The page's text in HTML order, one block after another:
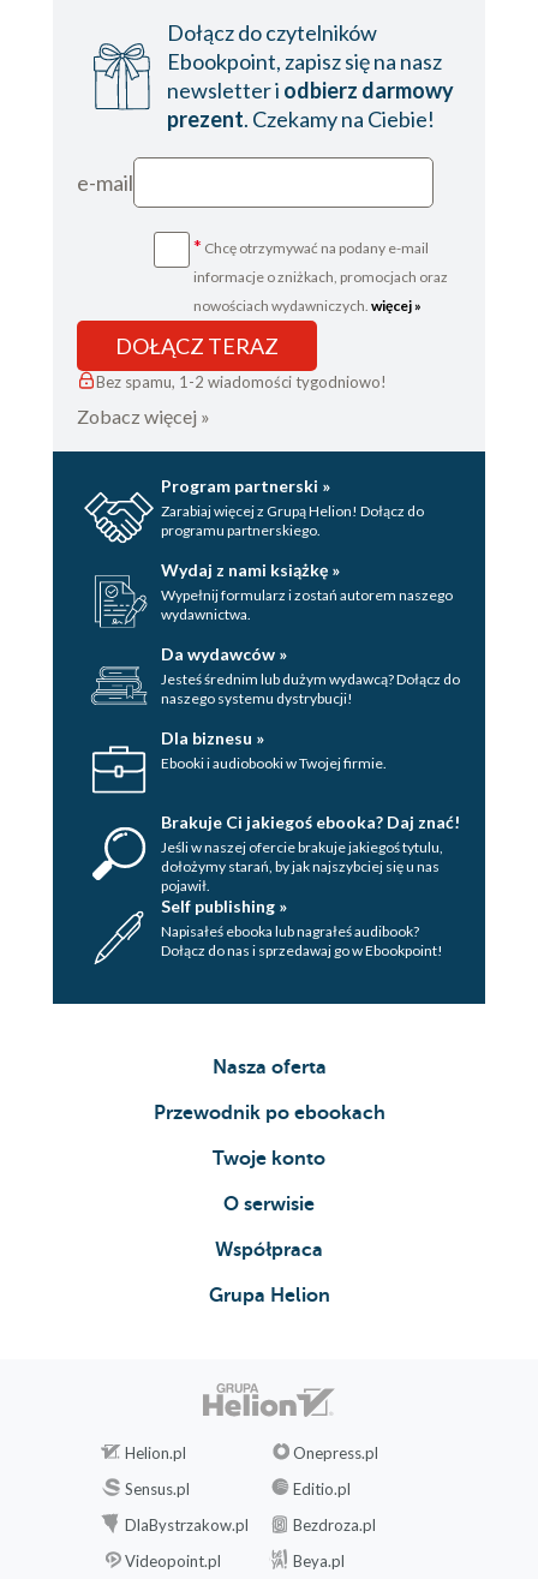
Dołącz do czytelników
Ebookpoint, zapisz się na nasz
newsletter i odbierz darmowy
prezent. Czekamy na Ciebie!
e-mail
* Chcę otrzymywać na podany e-mail
informacje o zniżkach, promocjach oraz
nowościach wydawniczych. więcej »
DOŁĄCZ TERAZ
Bez spamu, 1-2 wiadomości tygodniowo!
Zobacz więcej »
Program partnerski »
Zarabiaj więcej z Grupą Helion! Dołącz do
programu partnerskiego.
Wydaj z nami książkę »
Wypełnij formularz i zostań autorem naszego
wydawnictwa.
Da wydawców »
Jesteś średnim lub dużym wydawcą? Dołącz do
naszego systemu dystrybucji!
Dla biznesu »
Ebooki i audiobooki w Twojej firmie.
Brakuje Ci jakiegoś ebooka? Daj znać!
Jeśli w naszej ofercie brakuje jakiegoś tytulu,
dołożymy starań, by jak najszybciej się u nas
pojawił.
Self publishing »
Napisałeś ebooka lub nagrałeś audibook?
Dołącz do nas i sprzedawaj go w Ebookpoint!
Nasza oferta
Przewodnik po ebookach
Twoje konto
O serwisie
Współpraca
Grupa Helion
Helion.pl
Onepress.pl
Sensus.pl
Editio.pl
DlaBystrzakow.pl
Bezdroza.pl
Videopoint.pl
Beya.pl